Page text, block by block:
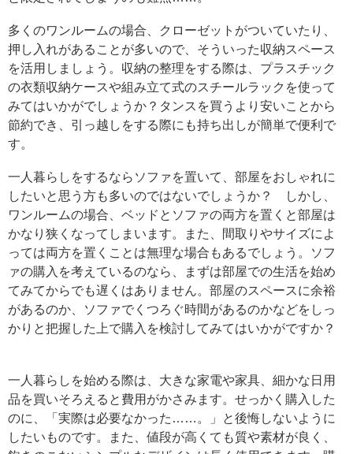
多くのワンルームの場合、クローゼットがついていたり、
押し入れがあることが多いので、そういった収納スペース
を活用しましょう。収納の整理をする際は、プラスチック
の衣類収納ケースや組み立て式のスチールラックを使って
みてはいかがでしょうか？タンスを買うより安いことから
節約でき、引っ越しをする際にも持ち出しが簡単で便利で
す。
一人暮らしをするならソファを置いて、部屋をおしゃれに
したいと思う方も多いのではないでしょうか？ しかし、
ワンルームの場合、ベッドとソファの両方を置くと部屋は
かなり狭くなってしまいます。また、間取りやサイズによ
っては両方を置くことは無理な場合もあるでしょう。ソフ
ァの購入を考えているのなら、まずは部屋での生活を始め
てみてからでも遅くはありません。部屋のスペースに余裕
があるのか、ソファでくつろぐ時間があるのかなどをしっ
かりと把握した上で購入を検討してみてはいかがですか？
一人暮らしを始める際は、大きな家電や家具、細かな日用
品を買いそろえると費用がかさみます。せっかく購入した
のに、「実際は必要なかった……。」と後悔しないように
したいものです。また、値段が高くても質や素材が良く、